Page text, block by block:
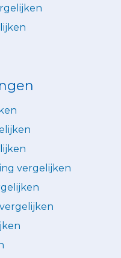
vergelijken